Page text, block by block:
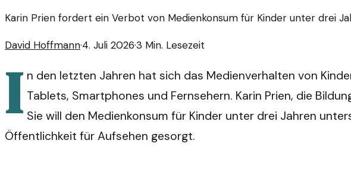
Karin Prien fordert ein Verbot von Medienkonsum für Kinder unter drei
David Hoffmann·4. Juli 2026·3 Min. Lesezeit
I n den letzten Jahren hat sich das Medienverhalten von
Tablets, Smartphones und Fernsehern. Karin Prien, die
Sie will den Medienkonsum für Kinder unter drei Jahren
Öffentlichkeit für Aufsehen gesorgt.